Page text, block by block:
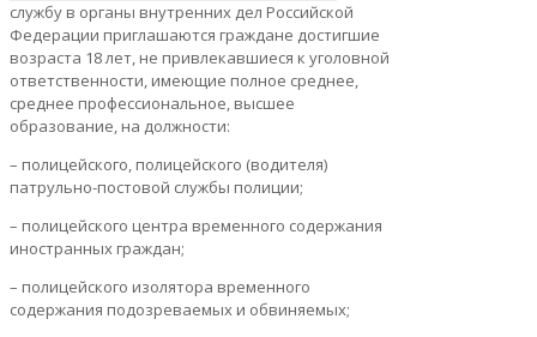
службу в органы внутренних дел Российской
Федерации приглашаются граждане достигшие
возраста 18 лет, не привлекавшиеся к уголовной
ответственности, имеющие полное среднее,
среднее профессиональное, высшее
образование, на должности:
– полицейского, полицейского (водителя)
патрульно-постовой службы полиции;
– полицейского центра временного содержания
иностранных граждан;
– полицейского изолятора временного
содержания подозреваемых и обвиняемых;